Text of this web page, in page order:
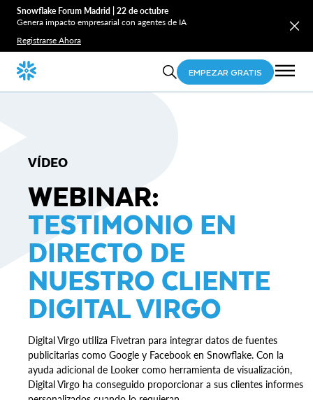
Snowflake Forum Madrid | 22 de octubre
Genera impacto empresarial con agentes de IA
Registrarse Ahora
EMPEZAR GRATIS
VÍDEO
WEBINAR:
TESTIMONIO EN
DIRECTO DE
NUESTRO CLIENTE
DIGITAL VIRGO
Digital Virgo utiliza Fivetran para integrar datos de fuentes
publicitarias como Google y Facebook en Snowflake. Con la
ayuda adicional de Looker como herramienta de visualización,
Digital Virgo ha conseguido proporcionar a sus clientes informes